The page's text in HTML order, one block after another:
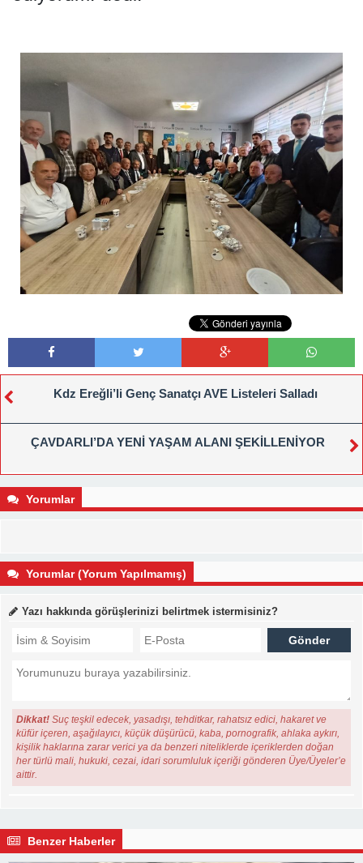
Kdz Ereğli’li Genç Sanatçı AVE Listeleri Salladı
ÇAVDARLI’DA YENİ YAŞAM ALANI ŞEKİLLENİYOR
Yorumlar
Yorumlar (Yorum Yapılmamış)
Yazı hakkında görüşlerinizi belirtmek istermisiniz?
Dikkat! Suç teşkil edecek, yasadışı, tehditkar, rahatsız edici, hakaret ve
küfür içeren, aşağılayıcı, küçük düşürücü, kaba, pornografik, ahlaka aykırı,
kişilik haklarına zarar verici ya da benzeri niteliklerde içeriklerden doğan
her türlü mali, hukuki, cezai, idari sorumluluk içeriği gönderen Üye/Üyeler’e
aittir.
Benzer Haberler